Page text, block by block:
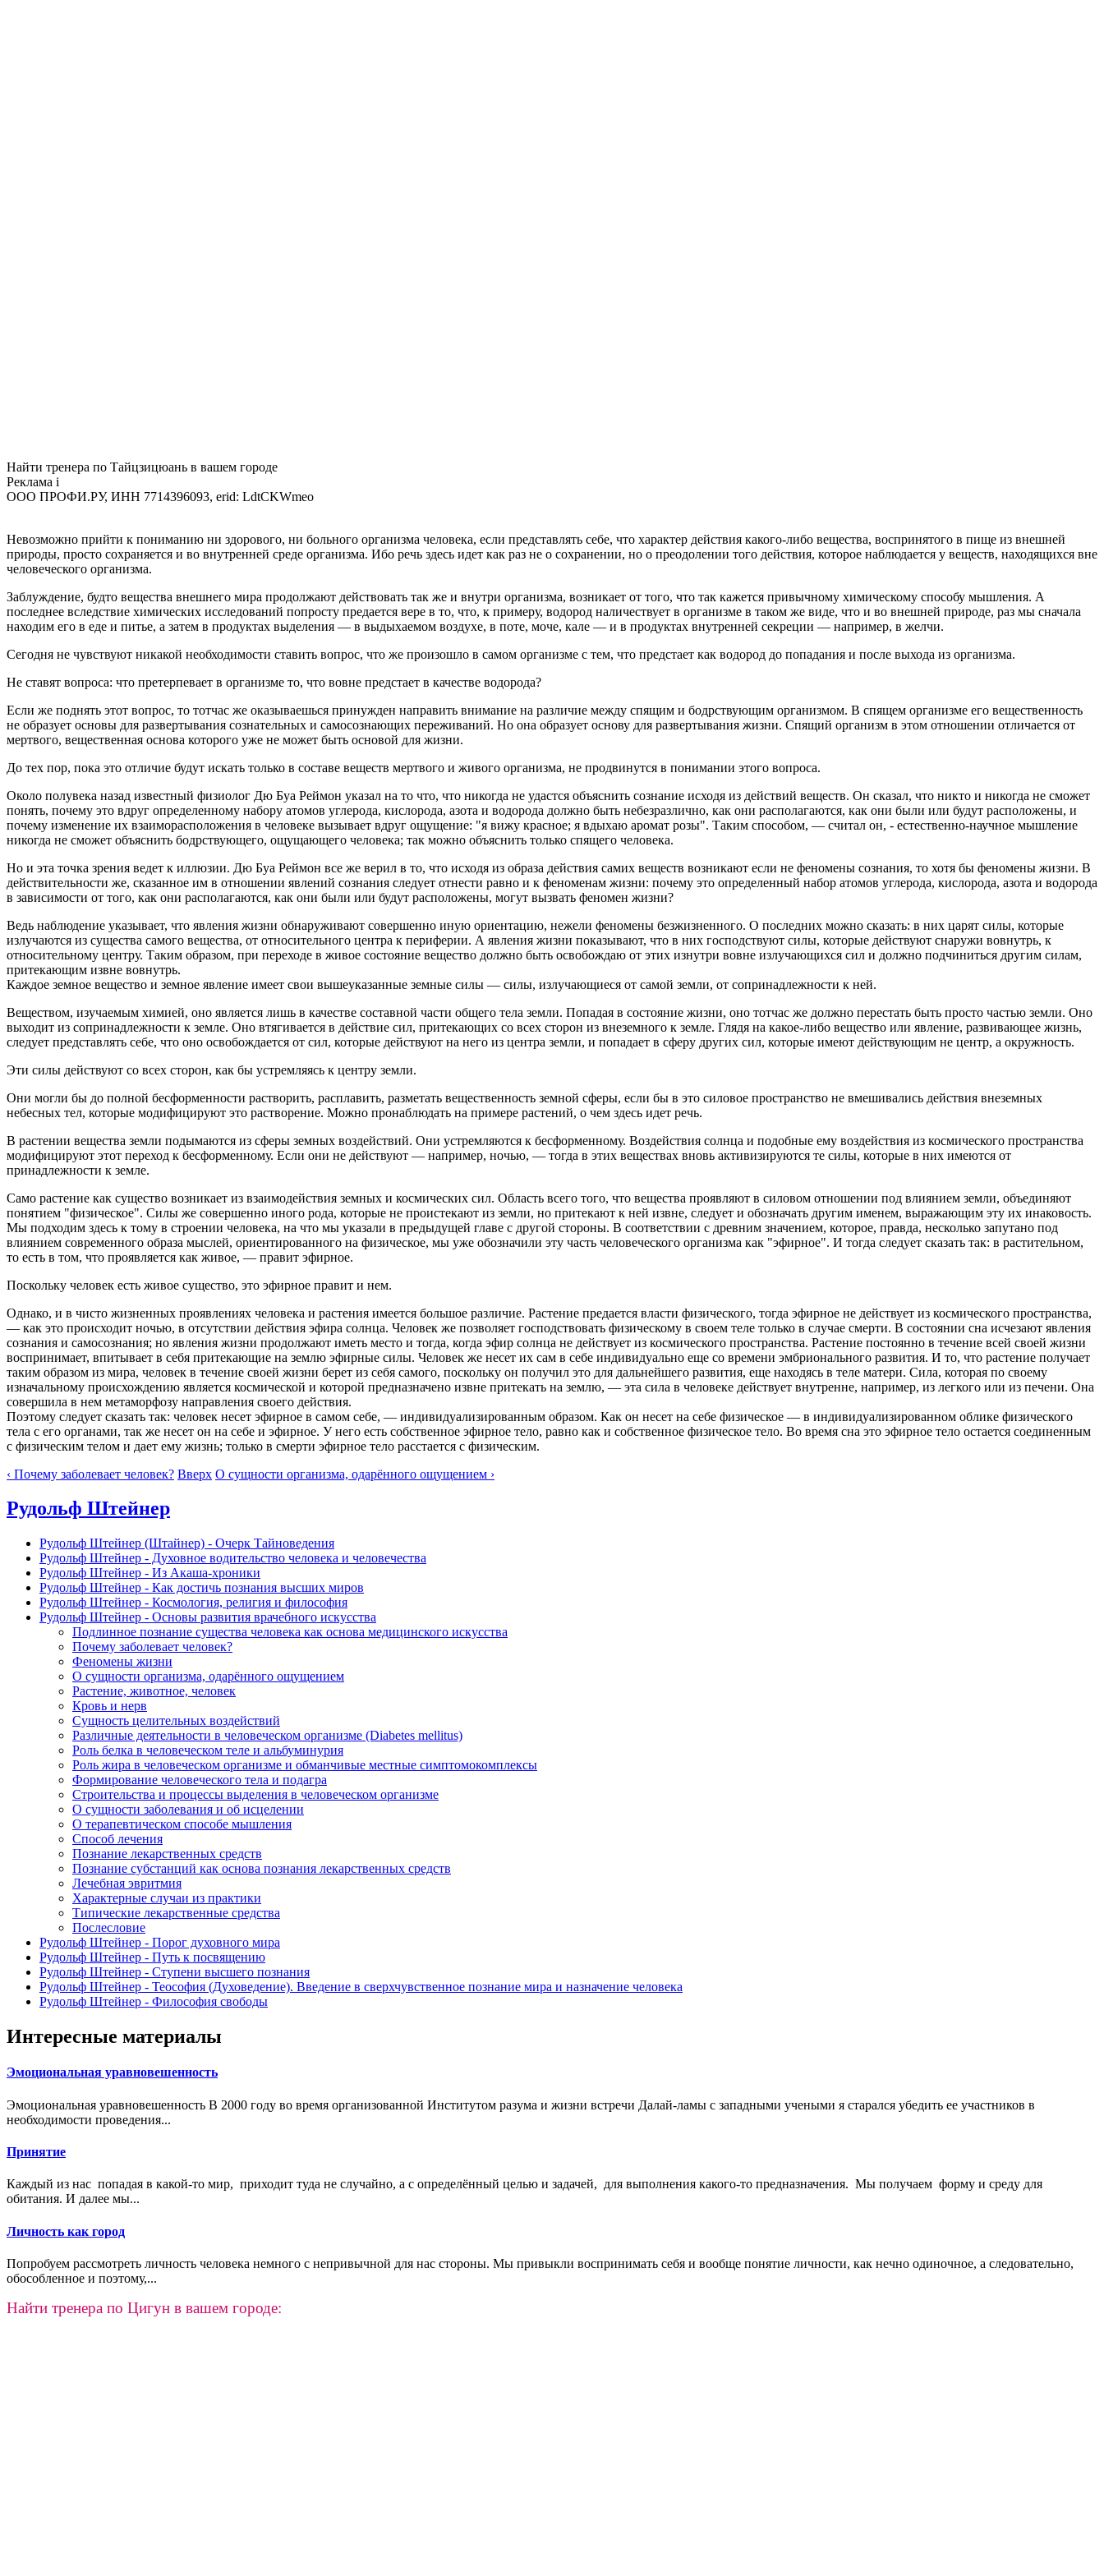
Найти тренера по Тайцзицюань в вашем городе
Реклама i
ООО ПРОФИ.РУ, ИНН 7714396093, erid: LdtCKWmeo
Невозможно прийти к пониманию ни здорового, ни больного организма человека, если представлять себе, что характер действия какого-либо вещества, воспринятого в пище из внешней
природы, просто сохраняется и во внутренней среде организма. Ибо речь здесь идет как раз не о сохранении, но о преодолении того действия, которое наблюдается у веществ, находящихся вне
человеческого организма.
Заблуждение, будто вещества внешнего мира продолжают действовать так же и внутри организма, возникает от того, что так кажется привычному химическому способу мышления. А
последнее вследствие химических исследований попросту предается вере в то, что, к примеру, водород наличествует в организме в таком же виде, что и во внешней природе, раз мы сначала
находим его в еде и питье, а затем в продуктах выделения — в выдыхаемом воздухе, в поте, моче, кале — и в продуктах внутренней секреции — например, в желчи.
Сегодня не чувствуют никакой необходимости ставить вопрос, что же произошло в самом организме с тем, что предстает как водород до попадания и после выхода из организма.
Не ставят вопроса: что претерпевает в организме то, что вовне предстает в качестве водорода?
Если же поднять этот вопрос, то тотчас же оказываешься принужден направить внимание на различие между спящим и бодрствующим организмом. В спящем организме его вещественность
не образует основы для развертывания сознательных и самосознающих переживаний. Но она образует основу для развертывания жизни. Спящий организм в этом отношении отличается от
мертвого, вещественная основа которого уже не может быть основой для жизни.
До тех пор, пока это отличие будут искать только в составе веществ мертвого и живого организма, не продвинутся в понимании этого вопроса.
Около полувека назад известный физиолог Дю Буа Реймон указал на то что, что никогда не удастся объяснить сознание исходя из действий веществ. Он сказал, что никто и никогда не сможет
понять, почему это вдруг определенному набору атомов углерода, кислорода, азота и водорода должно быть небезразлично, как они располагаются, как они были или будут расположены, и
почему изменение их взаиморасположения в человеке вызывает вдруг ощущение: "я вижу красное; я вдыхаю аромат розы". Таким способом, — считал он, - естественно-научное мышление
никогда не сможет объяснить бодрствующего, ощущающего человека; так можно объяснить только спящего человека.
Но и эта точка зрения ведет к иллюзии. Дю Буа Реймон все же верил в то, что исходя из образа действия самих веществ возникают если не феномены сознания, то хотя бы феномены жизни. В
действительности же, сказанное им в отношении явлений сознания следует отнести равно и к феноменам жизни: почему это определенный набор атомов углерода, кислорода, азота и водорода
в зависимости от того, как они располагаются, как они были или будут расположены, могут вызвать феномен жизни?
Ведь наблюдение указывает, что явления жизни обнаруживают совершенно иную ориентацию, нежели феномены безжизненного. О последних можно сказать: в них царят силы, которые
излучаются из существа самого вещества, от относительного центра к периферии. А явления жизни показывают, что в них господствуют силы, которые действуют снаружи вовнутрь, к
относительному центру. Таким образом, при переходе в живое состояние вещество должно быть освобождаю от этих изнутри вовне излучающихся сил и должно подчиниться другим силам,
притекающим извне вовнутрь.
Каждое земное вещество и земное явление имеет свои вышеуказанные земные силы — силы, излучающиеся от самой земли, от сопринадлежности к ней.
Веществом, изучаемым химией, оно является лишь в качестве составной части общего тела земли. Попадая в состояние жизни, оно тотчас же должно перестать быть просто частью земли. Оно
выходит из сопринадлежности к земле. Оно втягивается в действие сил, притекающих со всех сторон из внеземного к земле. Глядя на какое-либо вещество или явление, развивающее жизнь,
следует представлять себе, что оно освобождается от сил, которые действуют на него из центра земли, и попадает в сферу других сил, которые имеют действующим не центр, а окружность.
Эти силы действуют со всех сторон, как бы устремляясь к центру земли.
Они могли бы до полной бесформенности растворить, расплавить, разметать вещественность земной сферы, если бы в это силовое пространство не вмешивались действия внеземных
небесных тел, которые модифицируют это растворение. Можно пронаблюдать на примере растений, о чем здесь идет речь.
В растении вещества земли подымаются из сферы земных воздействий. Они устремляются к бесформенному. Воздействия солнца и подобные ему воздействия из космического пространства
модифицируют этот переход к бесформенному. Если они не действуют — например, ночью, — тогда в этих веществах вновь активизируются те силы, которые в них имеются от
принадлежности к земле.
Само растение как существо возникает из взаимодействия земных и космических сил. Область всего того, что вещества проявляют в силовом отношении под влиянием земли, объединяют
понятием "физическое". Силы же совершенно иного рода, которые не проистекают из земли, но притекают к ней извне, следует и обозначать другим именем, выражающим эту их инаковость.
Мы подходим здесь к тому в строении человека, на что мы указали в предыдущей главе с другой стороны. В соответствии с древним значением, которое, правда, несколько запутано под
влиянием современного образа мыслей, ориентированного на физическое, мы уже обозначили эту часть человеческого организма как "эфирное". И тогда следует сказать так: в растительном,
то есть в том, что проявляется как живое, — правит эфирное.
Поскольку человек есть живое существо, это эфирное правит и нем.
Однако, и в чисто жизненных проявлениях человека и растения имеется большое различие. Растение предается власти физического, тогда эфирное не действует из космического пространства,
— как это происходит ночью, в отсутствии действия эфира солнца. Человек же позволяет господствовать физическому в своем теле только в случае смерти. В состоянии сна исчезают явления
сознания и самосознания; но явления жизни продолжают иметь место и тогда, когда эфир солнца не действует из космического пространства. Растение постоянно в течение всей своей жизни
воспринимает, впитывает в себя притекающие на землю эфирные силы. Человек же несет их сам в себе индивидуально еще со времени эмбрионального развития. И то, что растение получает
таким образом из мира, человек в течение своей жизни берет из себя самого, поскольку он получил это для дальнейшего развития, еще находясь в теле матери. Сила, которая по своему
изначальному происхождению является космической и которой предназначено извне притекать на землю, — эта сила в человеке действует внутренне, например, из легкого или из печени. Она
совершила в нем метаморфозу направления своего действия.
Поэтому следует сказать так: человек несет эфирное в самом себе, — индивидуализированным образом. Как он несет на себе физическое — в индивидуализированном облике физического
тела с его органами, так же несет он на себе и эфирное. У него есть собственное эфирное тело, равно как и собственное физическое тело. Во время сна это эфирное тело остается соединенным
с физическим телом и дает ему жизнь; только в смерти эфирное тело расстается с физическим.
‹ Почему заболевает человек? Вверх О сущности организма, одарённого ощущением ›
Рудольф Штейнер
Рудольф Штейнер (Штайнер) - Очерк Тайноведения
Рудольф Штейнер - Духовное водительство человека и человечества
Рудольф Штейнер - Из Акаша-хроники
Рудольф Штейнер - Как достичь познания высших миров
Рудольф Штейнер - Космология, религия и философия
Рудольф Штейнер - Основы развития врачебного искусства
Подлинное познание существа человека как основа медицинского искусства
Почему заболевает человек?
Феномены жизни
О сущности организма, одарённого ощущением
Растение, животное, человек
Кровь и нерв
Сущность целительных воздействий
Различные деятельности в человеческом организме (Diabetes mellitus)
Роль белка в человеческом теле и альбуминурия
Роль жира в человеческом организме и обманчивые местные симптомокомплексы
Формирование человеческого тела и подагра
Строительства и процессы выделения в человеческом организме
О сущности заболевания и об исцелении
О терапевтическом способе мышления
Способ лечения
Познание лекарственных средств
Познание субстанций как основа познания лекарственных средств
Лечебная эвритмия
Характерные случаи из практики
Типические лекарственные средства
Послесловие
Рудольф Штейнер - Порог духовного мира
Рудольф Штейнер - Путь к посвящению
Рудольф Штейнер - Ступени высшего познания
Рудольф Штейнер - Теософия (Духоведение). Введение в сверхчувственное познание мира и назначение человека
Рудольф Штейнер - Философия свободы
Интересные материалы
Эмоциональная уравновешенность
Эмоциональная уравновешенность В 2000 году во время организованной Институтом разума и жиз­ни встречи Далай-ламы с западными учеными я старался убе­дить ее участников в
необходимости проведения...
Принятие
Каждый из нас попадая в какой-то мир, приходит туда не случайно, а с определённый целью и задачей, для выполнения какого-то предназначения. Мы получаем форму и среду для
обитания. И далее мы...
Личность как город
Попробуем рассмотреть личность человека немного с непривычной для нас стороны. Мы привыкли воспринимать себя и вообще понятие личности, как нечно одиночное, а следовательно,
обособленное и поэтому,...
Найти тренера по Цигун в вашем городе: